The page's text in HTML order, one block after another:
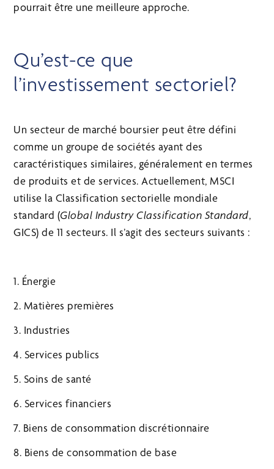
pourrait être une meilleure approche.
Qu’est-ce que
l’investissement sectoriel?
Un secteur de marché boursier peut être défini
comme un groupe de sociétés ayant des
caractéristiques similaires, généralement en termes
de produits et de services. Actuellement, MSCI
utilise la Classification sectorielle mondiale
standard (Global Industry Classification Standard,
GICS) de 11 secteurs. Il s’agit des secteurs suivants :
1. Énergie
2. Matières premières
3. Industries
4. Services publics
5. Soins de santé
6. Services financiers
7. Biens de consommation discrétionnaire
8. Biens de consommation de base